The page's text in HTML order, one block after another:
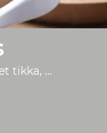
tikka, ...